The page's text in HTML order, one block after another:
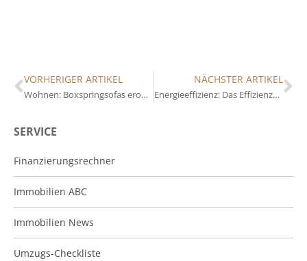
SERVICE
Finanzierungsrechner
Immobilien ABC
Immobilien News
Umzugs-Checkliste
VORHERIGER ARTIKEL
Wohnen: Boxspringsofas erobern das Wohnzimmer
NÄCHSTER ARTIKEL
Energieeffizienz: Das Effizienzhaus beim Neubau